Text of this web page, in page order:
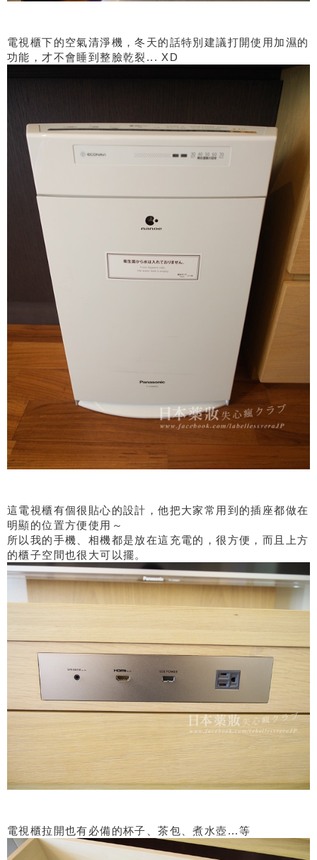
電視櫃下的空氣清淨機，冬天的話特別建議打開使用加濕的
功能，才不會睡到整臉乾裂... XD
這電視櫃有個很貼心的設計，他把大家常用到的插座都做在
明顯的位置方便使用～
所以我的手機、相機都是放在這充電的，很方便，而且上方
的櫃子空間也很大可以擺。
電視櫃拉開也有必備的杯子、茶包、煮水壺...等